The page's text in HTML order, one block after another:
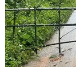
vụ xả súng tại
07/08/2026 06:37
Thái Lan: Xả